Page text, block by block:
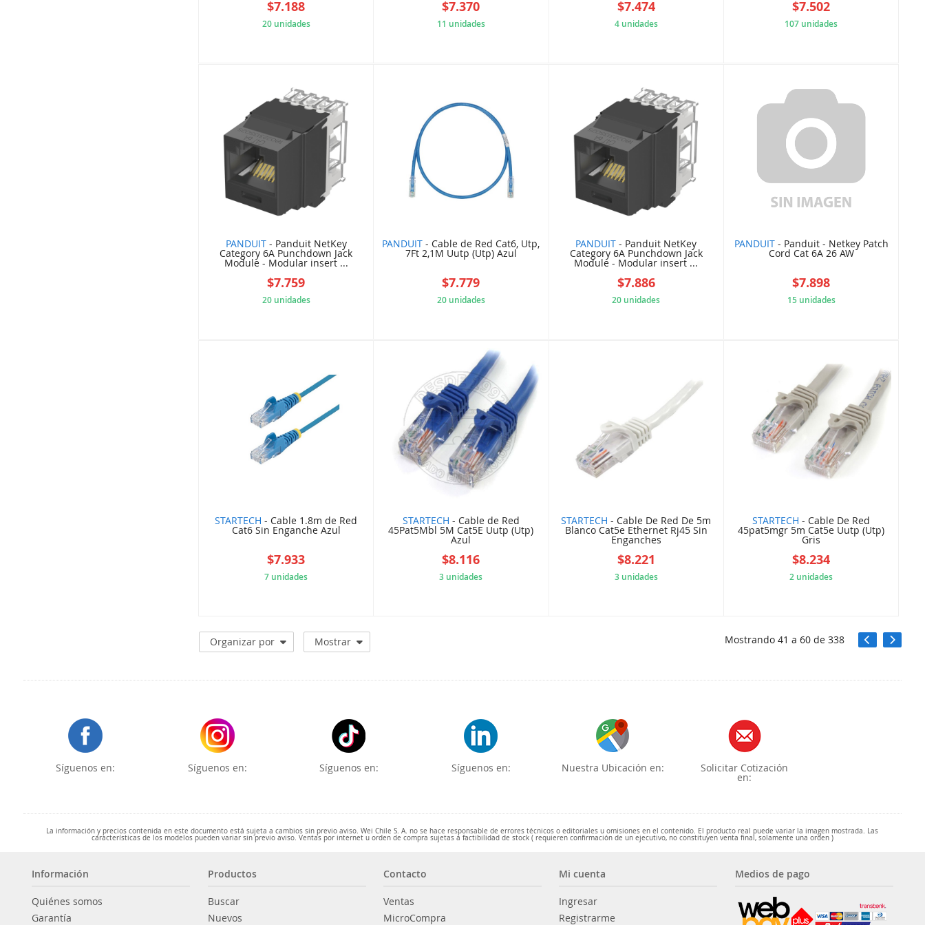
$7.188
20 unidades
$7.370
11 unidades
$7.474
4 unidades
$7.502
107 unidades
PANDUIT- Panduit NetKey
Category 6A Punchdown Jack
Module - Modular insert ...
$7.759
20 unidades
PANDUIT - Cable de Red Cat6, Utp,
7Ft 2,1M Uutp (Utp) Azul
$7.779
20 unidades
PANDUIT - Panduit NetKey
Category 6A Punchdown Jack
Module - Modular insert ...
$7.886
20 unidades
PANDUIT- Panduit - Netkey Patch
Cord Cat 6A 26 AW
$7.898
15 unidades
STARTECH - Cable 1.8m de Red
Cat6 Sin Enganche Azul
$7.933
7 unidades
STARTECH - Cable de Red
45Pat5Mbl 5M Cat5E Uutp (Utp)
Azul
$8.116
3 unidades
STARTECH - Cable De Red De 5m
Blanco Cat5e Ethernet Rj45 Sin
Enganches
$8.221
3 unidades
STARTECH - Cable De Red
45pat5mgr 5m Cat5e Uutp (Utp)
Gris
$8.234
2 unidades
Organizar por Mostrar Mostrando41 a60 de338
Síguenos en: Síguenos en: Síguenos en: Síguenos en: Nuestra Ubicación en: Solicitar Cotización
en:
La información y precios contenida en este documento está sujeta a cambios sin previo aviso. Wei Chile S. A. no se hace responsable de errores técnicos o editoriales u omisiones en el contenido. El producto real puede variar la imagen mostrada. Las
características de los modelos pueden variar sin previo aviso. Ventas por internet u orden de compra sujetas a factibilidad de stock ( requieren confirmación de un ejecutivo, no constituyen venta final, solamente una orden )
Información
Quiénes somos
Garantía
Productos
Buscar
Nuevos
Contacto
Ventas
MicroCompra
Mi cuenta
Ingresar
Registrarme
Medios de pago